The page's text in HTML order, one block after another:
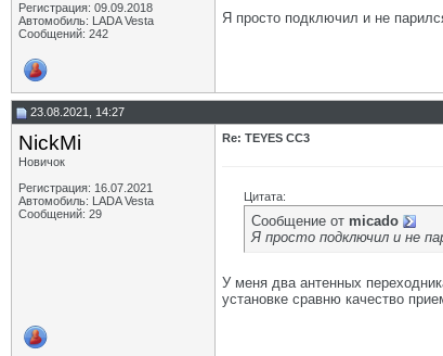
Регистрация: 09.09.2018
Автомобиль: LADA Vesta
Сообщений: 242
Я просто подключил и не
23.08.2021, 14:27
NickMi
Новичок
Регистрация: 16.07.2021
Автомобиль: LADA Vesta
Сообщений: 29
Re: TEYES CC3
Цитата:
Сообщение от micado
Я просто подключил и не
У меня два антенных
установке сравню качество